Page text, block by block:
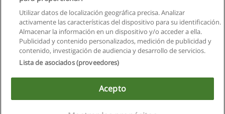
Privacidad de datos
Contactar con Educaedu
Copyright © Educaedu Business S.L. - CIF : B-95610580: -
Utilizar datos de localización geográfica precisa. Analizar
activamente las características del dispositivo para su identificación.
Almacenar la información en un dispositivo y/o acceder a ella.
Publicidad y contenido personalizados, medición de publicidad y
contenido, investigación de audiencia y desarrollo de servicios.
Lista de asociados (proveedores)
Acepto